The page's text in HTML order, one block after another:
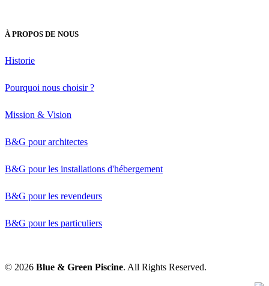
À PROPOS DE NOUS
Historie
Pourquoi nous choisir ?
Mission & Vision
B&G pour architectes
B&G pour les installations d'hébergement
B&G pour les revendeurs
B&G pour les particuliers
© 2026 Blue & Green Piscine. All Rights Reserved.